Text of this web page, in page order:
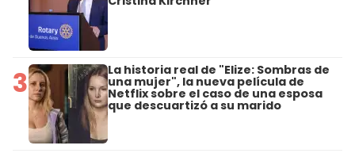
3 La historia real de "Elize: Sombras de
una mujer", la nueva película de
Netflix sobre el caso de una esposa
que descuartizó a su marido